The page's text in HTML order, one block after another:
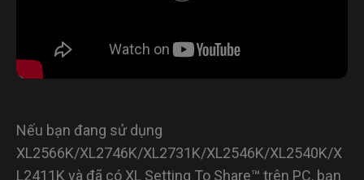
Nếu bạn đang sử dụng
XL2566K/XL2746K/XL2731K/XL2546K/XL2540K/X
L2411K và đã có XL Setting To Share™ trên PC, bạn